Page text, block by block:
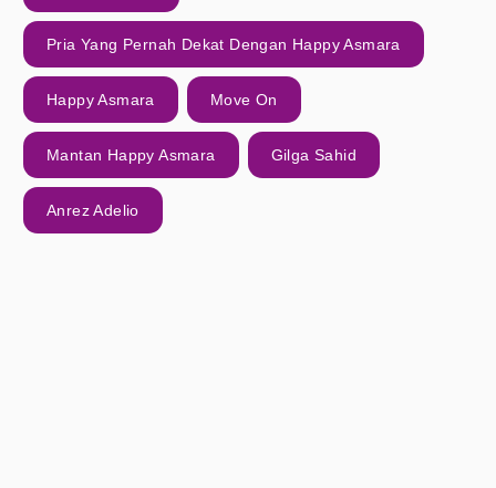
Pria Yang Pernah Dekat Dengan Happy Asmara
Happy Asmara Move On
Mantan Happy Asmara Gilga Sahid
Anrez Adelio